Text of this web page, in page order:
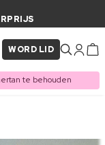
WORD LID
te behouden
met